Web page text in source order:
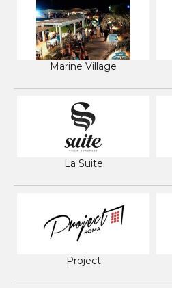
Marine Village
La Suite
Project